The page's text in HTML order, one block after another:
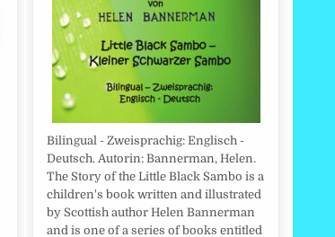
Bilingual - Zweisprachig: Englisch -
Deutsch. Autorin: Bannerman, Helen.
The Story of the Little Black Sambo is a
children's book written and illustrated
by Scottish author Helen Bannerman
and is one of a series of books entitled